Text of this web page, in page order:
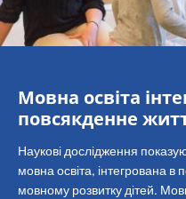
Мовна освіта
повсякденне
Наукові дослідження
мовна освіта, інтегрована
мовному розвитку дітей.